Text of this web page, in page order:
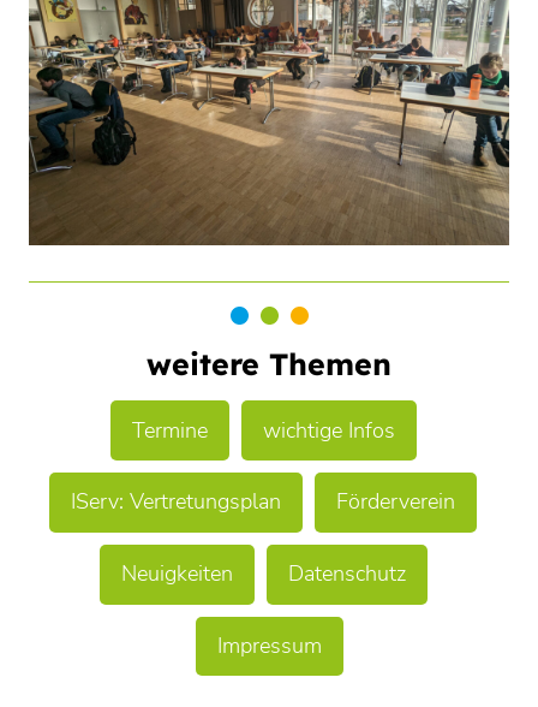
weitere Themen
Termine wichtige Infos
IServ: Vertretungsplan Förderverein
Neuigkeiten Datenschutz
Impressum